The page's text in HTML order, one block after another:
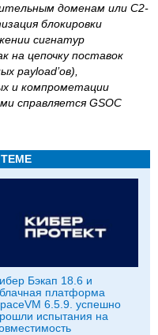
доменам или C2-
блокировки
сигнатур
на цепочку поставок
payload’ов),
и компрометации
справляется GSOC
Бэкап 18.6 и
платформа
6.5.9. успешно
испытания на